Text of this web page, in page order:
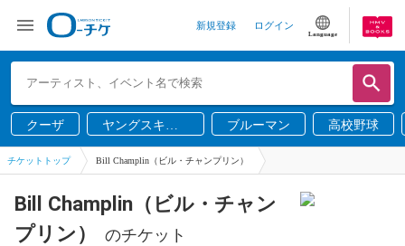
新規登録 ログイン
Language
クーザ
ヤングスキニ
ー
ブルーマン 高校野球
チケットトップ Bill Champlin（ビル・チャンプリン）
Bill Champlin（ビル・チャン
プリン）
のチケット